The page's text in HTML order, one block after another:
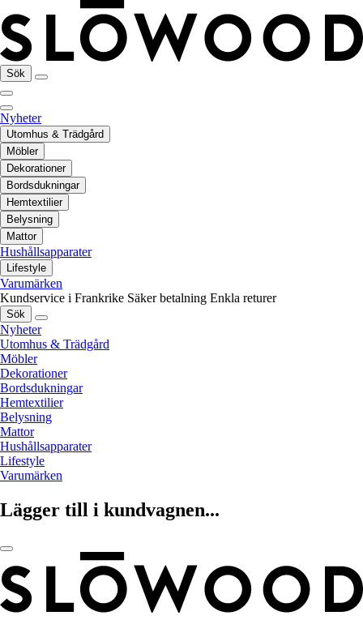
Sök
Nyheter
Utomhus & Trädgård
Möbler
Dekorationer
Bordsdukningar
Hemtextilier
Belysning
Mattor
Hushållsapparater
Lifestyle
Varumärken
Kundservice i Frankrike Säker betalning Enkla returer
Sök
Nyheter
Utomhus & Trädgård
Möbler
Dekorationer
Bordsdukningar
Hemtextilier
Belysning
Mattor
Hushållsapparater
Lifestyle
Varumärken
Lägger till i kundvagnen...